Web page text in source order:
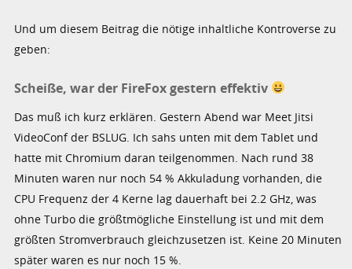
Und um diesem Beitrag die nötige inhaltliche Kontroverse zu
geben:
Scheiße, war der FireFox gestern effektiv
Das muß ich kurz erklären. Gestern Abend war Meet Jitsi
VideoConf der BSLUG. Ich sahs unten mit dem Tablet und
hatte mit Chromium daran teilgenommen. Nach rund 38
Minuten waren nur noch 54 % Akkuladung vorhanden, die
CPU Frequenz der 4 Kerne lag dauerhaft bei 2.2 GHz, was
ohne Turbo die größtmögliche Einstellung ist und mit dem
größten Stromverbrauch gleichzusetzen ist. Keine 20 Minuten
später waren es nur noch 15 %.